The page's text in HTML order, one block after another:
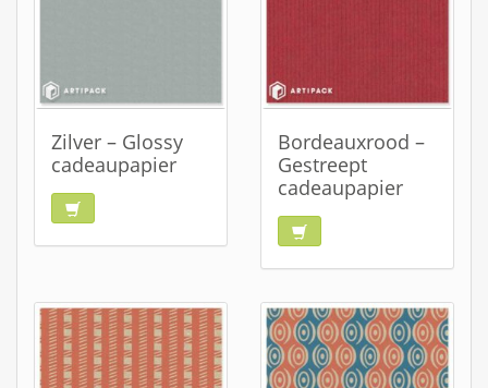
Zilver – Glossy
cadeaupapier
Bordeauxrood –
Gestreept
cadeaupapier